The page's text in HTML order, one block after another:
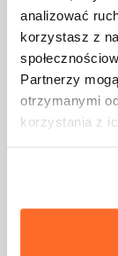
analizować
korzystasz z
Partnerzy
otrzymanymi
korzystania z